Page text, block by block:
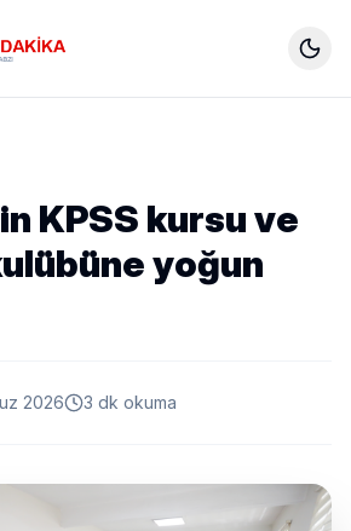
KPSS kursu ve
yoğun
2026 3 dk okuma